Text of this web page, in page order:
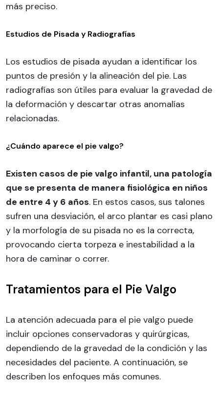
más preciso.
Estudios de Pisada y Radiografías
Los estudios de pisada ayudan a identificar los
puntos de presión y la alineación del pie. Las
radiografías son útiles para evaluar la gravedad de
la deformación y descartar otras anomalías
relacionadas.
¿Cuándo aparece el pie valgo?
Existen casos de pie valgo infantil, una patología
que se presenta de manera fisiológica en niños
de entre 4 y 6 años. En estos casos, sus talones
sufren una desviación, el arco plantar es casi plano
y la morfología de su pisada no es la correcta,
provocando cierta torpeza e inestabilidad a la
hora de caminar o correr.
Tratamientos para el Pie Valgo
La atención adecuada para el pie valgo puede
incluir opciones conservadoras y quirúrgicas,
dependiendo de la gravedad de la condición y las
necesidades del paciente. A continuación, se
describen los enfoques más comunes.